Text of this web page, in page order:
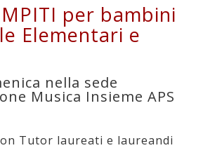
per bambini
Elementari e
nella sede
Musica Insieme APS
Tutor laureati e laureandi